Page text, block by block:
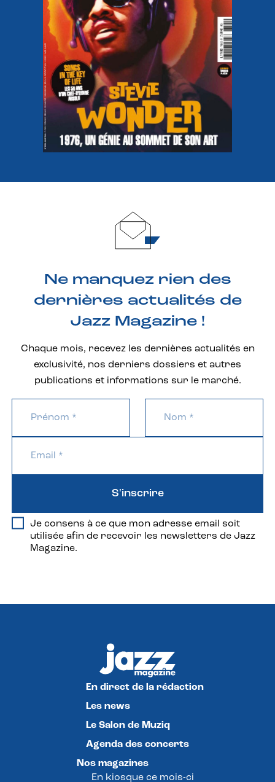
Ne manquez rien des
dernières actualités de
Jazz Magazine !
Chaque mois, recevez les dernières actualités en
exclusivité, nos derniers dossiers et autres
publications et informations sur le marché.
Je consens à ce que mon adresse email soit
utilisée afin de recevoir les newsletters de Jazz
Magazine.
S'inscrire
En direct de la rédaction
Les news
Le Salon de Muziq
Agenda des concerts
Nos magazines
En kiosque ce mois-ci